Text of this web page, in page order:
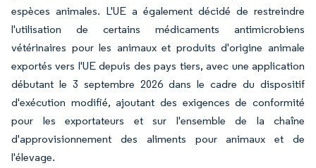
espèces animales. L'UE a également décidé de restreindre
l'utilisation de certains médicaments antimicrobiens
vétérinaires pour les animaux et produits d'origine animale
exportés vers l'UE depuis des pays tiers, avec une application
débutant le 3 septembre 2026 dans le cadre du dispositif
d'exécution modifié, ajoutant des exigences de conformité
pour les exportateurs et sur l'ensemble de la chaîne
d'approvisionnement des aliments pour animaux et de
l'élevage.